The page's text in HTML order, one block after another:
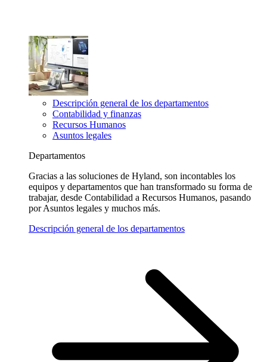
Descripción general de los departamentos
Contabilidad y finanzas
Recursos Humanos
Asuntos legales
Departamentos
Gracias a las soluciones de Hyland, son incontables los
equipos y departamentos que han transformado su forma de
trabajar, desde Contabilidad a Recursos Humanos, pasando
por Asuntos legales y muchos más.
Descripción general de los departamentos